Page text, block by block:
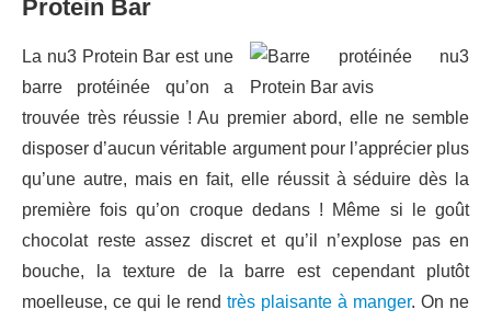
Protein Bar
La nu3 Protein Bar est une
barre protéinée qu’on a
trouvée très réussie ! Au premier abord, elle ne semble
disposer d’aucun véritable argument pour l’apprécier plus
qu’une autre, mais en fait, elle réussit à séduire dès la
première fois qu’on croque dedans ! Même si le goût
chocolat reste assez discret et qu’il n’explose pas en
bouche, la texture de la barre est cependant plutôt
moelleuse, ce qui le rend très plaisante à manger. On ne